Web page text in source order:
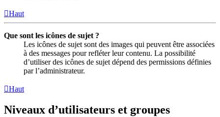
Haut
Que sont les icônes de sujet ?
Les icônes de sujet sont des images qui peuvent être associées
à des messages pour refléter leur contenu. La possibilité
d’utiliser des icônes de sujet dépend des permissions définies
par l’administrateur.
Haut
Niveaux d’utilisateurs et groupes